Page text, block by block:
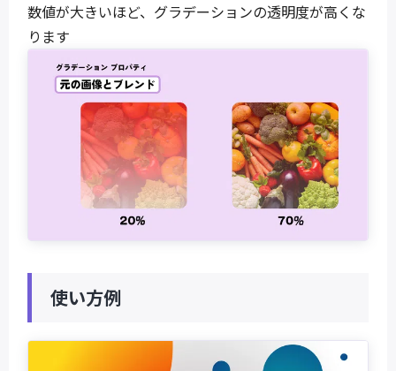
数値が大きいほど、グラデーションの透明度が高くな
ります
使い方例